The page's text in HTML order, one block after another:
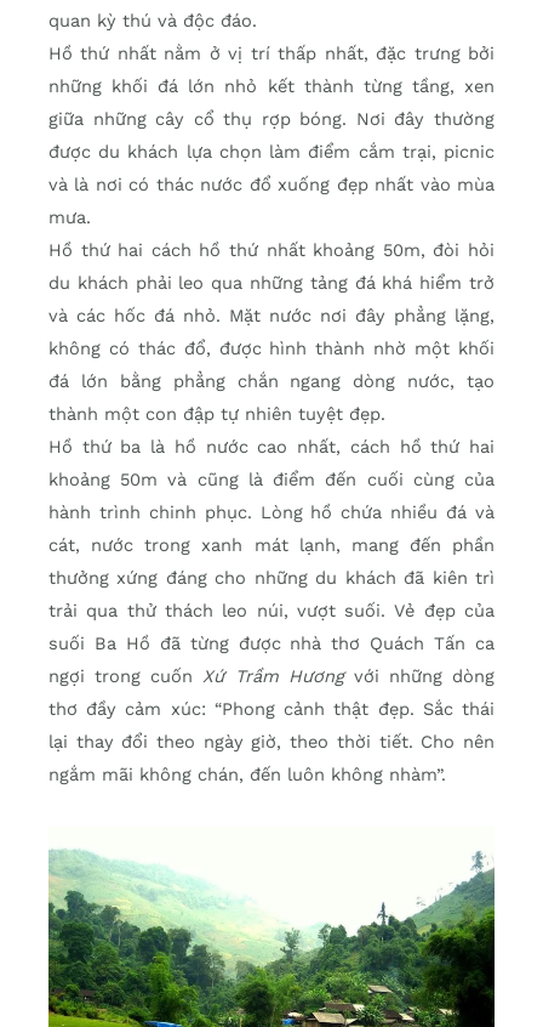
quan kỳ thú và độc đáo.
Hồ thứ nhất nằm ở vị trí thấp nhất, đặc trưng bởi
những khối đá lớn nhỏ kết thành từng tầng, xen
giữa những cây cổ thụ rợp bóng. Nơi đây thường
được du khách lựa chọn làm điểm cắm trại, picnic
và là nơi có thác nước đổ xuống đẹp nhất vào mùa
mưa.
Hồ thứ hai cách hồ thứ nhất khoảng 50m, đòi hỏi
du khách phải leo qua những tảng đá khá hiểm trở
và các hốc đá nhỏ. Mặt nước nơi đây phẳng lặng,
không có thác đổ, được hình thành nhờ một khối
đá lớn bằng phẳng chắn ngang dòng nước, tạo
thành một con đập tự nhiên tuyệt đẹp.
Hồ thứ ba là hồ nước cao nhất, cách hồ thứ hai
khoảng 50m và cũng là điểm đến cuối cùng của
hành trình chinh phục. Lòng hồ chứa nhiều đá và
cát, nước trong xanh mát lạnh, mang đến phần
thưởng xứng đáng cho những du khách đã kiên trì
trải qua thử thách leo núi, vượt suối. Vẻ đẹp của
suối Ba Hồ đã từng được nhà thơ Quách Tấn ca
ngợi trong cuốnXứ Trầm Hươngvới những dòng
thơ đầy cảm xúc: “Phong cảnh thật đẹp. Sắc thái
lại thay đổi theo ngày giờ, theo thời tiết. Cho nên
ngắm mãi không chán, đến luôn không nhàm”.